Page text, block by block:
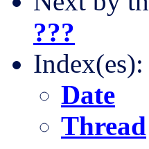
???
Index(es):
Date
Thread